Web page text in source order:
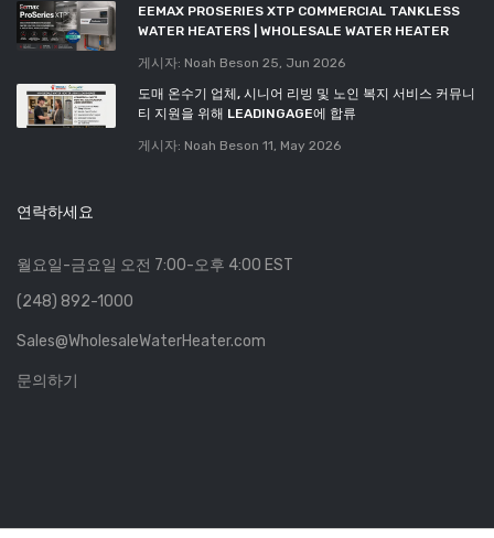
EEMAX PROSERIES XTP COMMERCIAL TANKLESS
WATER HEATERS | WHOLESALE WATER HEATER
게시자: Noah Beson 25, Jun 2026
도매 온수기 업체, 시니어 리빙 및 노인 복지 서비스 커뮤니
티 지원을 위해 LEADINGAGE에 합류
게시자: Noah Beson 11, May 2026
연락하세요
월요일-금요일 오전 7:00-오후 4:00 EST
(248) 892-1000
Sales@WholesaleWaterHeater.com
문의하기